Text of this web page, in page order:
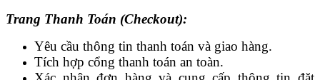
Trang Thanh Toán (Checkout):
Yêu cầu thông tin thanh toán và giao hàng.
Tích hợp cổng thanh toán an toàn.